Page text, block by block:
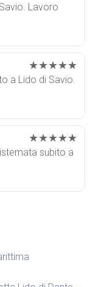
Lavoro
★★★★★
a Lido di Savio.
★★★★★
subito a